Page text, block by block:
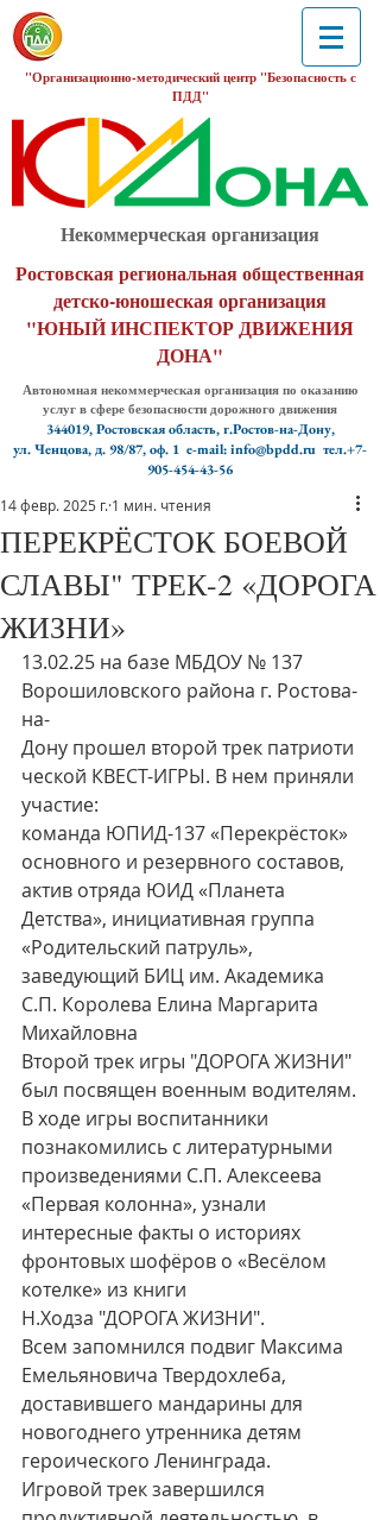
"Организационно-методический центр "Безопасность с
ПДД"
Некоммерческая организация
Ростовская региональная общественная
детско-юношеская организация
"ЮНЫЙ ИНСПЕКТОР ДВИЖЕНИЯ
ДОНА"
Автономная некоммерческая организация по оказанию
услуг в сфере безопасности дорожного движения
344019, Ростовская область, г.Ростов-на-Дону,
ул. Ченцова, д. 98/87, оф. 1 e-mail: info@bpdd.ru тел.+7-
905-454-43-56
ПЕРЕКРЁСТОК БОЕВОЙ
СЛАВЫ" ТРЕК-2 «ДОРОГА
ЖИЗНИ»
14 февр. 2025 г. 1 мин. чтения
13.02.25 на базе МБДОУ № 137
Ворошиловского района г. Ростова-
на-
Дону прошел второй трек патриоти
ческой КВЕСТ-ИГРЫ. В нем приняли
участие:
команда ЮПИД-137 «Перекрёсток»
основного и резервного составов,
актив отряда ЮИД «Планета
Детства», инициативная группа
«Родительский патруль»,
заведующий БИЦ им. Академика
С.П. Королева Елина Маргарита
Михайловна
Второй трек игры "ДОРОГА ЖИЗНИ"
был посвящен военным водителям.
В ходе игры воспитанники
познакомились с литературными
произведениями С.П. Алексеева
«Первая колонна», узнали
интересные факты о историях
фронтовых шофёров о «Весёлом
котелке» из книги
Н.Ходза "ДОРОГА ЖИЗНИ".
Всем запомнился подвиг Максима
Емельяновича Твердохлеба,
доставившего мандарины для
новогоднего утренника детям
героического Ленинграда.
Игровой трек завершился